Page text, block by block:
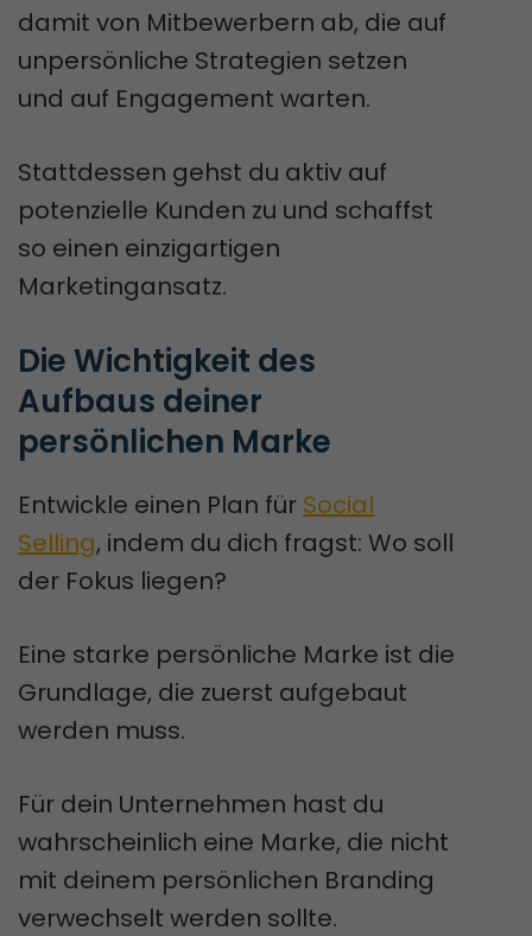
damit von Mitbewerbern ab, die auf
unpersönliche Strategien setzen
und auf Engagement warten.
Stattdessen gehst du aktiv auf
potenzielle Kunden zu und schaffst
so einen einzigartigen
Marketingansatz.
Die Wichtigkeit des
Aufbaus deiner
persönlichen Marke
Entwickle einen Plan für Social
Selling, indem du dich fragst: Wo soll
der Fokus liegen?
Eine starke persönliche Marke ist die
Grundlage, die zuerst aufgebaut
werden muss.
Für dein Unternehmen hast du
wahrscheinlich eine Marke, die nicht
mit deinem persönlichen Branding
verwechselt werden sollte.